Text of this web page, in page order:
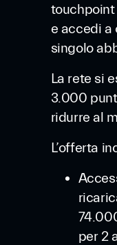
e accedi
singolo
La rete si
3.000
ridurre al
L’offerta
per 2